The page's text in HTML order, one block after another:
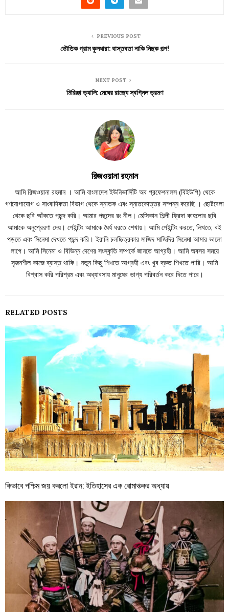
PREVIOUS POST
ভৌতিক গ্রাম কুলধারা: বাস্তবতা নাকি নিছক গল্প!
NEXT POST
মিরিঞ্জা ভ্যালি: মেঘের রাজ্যে স্বপ্নিল ভ্রমণ
রিজওয়ানা রহমান
আমি রিজওয়ানা রহমান । আমি বাংলাদেশ ইউনিভার্সিটি অব প্রফেশনালস (বিইউপি) থেকে
গণযোগাযোগ ও সাংবাদিকতা বিভাগ থেকে স্নাতক এবং স্নাতকোত্তর সম্পন্ন করেছি । ছোটবেলা
থেকে ছবি আঁকতে পছন্দ করি। আমার পছন্দের রং নীল। মেক্সিকান শিল্পী ফ্রিদা কাহলোর ছবি
আমাকে অনুপ্রেরণা দেয়। পেইন্টিং আমাকে ধৈর্য ধরতে শেখায়। আমি পেইন্টিং করতে, লিখতে, বই
পড়তে এবং সিনেমা দেখতে পছন্দ করি। ইরানি চলচ্চিত্রকার মাজিদ মাজিদির সিনেমা আমার ভালো
লাগে। আমি সিনেমা ও বিভিন্ন দেশের সংস্কৃতি সম্পর্কে জানতে আগ্রহী। আমি অবসর সময়ে
সৃজনশীল কাজে ব্যাস্ত থাকি। নতুন কিছু শিখতে আগ্রহী এবং খুব দ্রুত শিখতে পারি। আমি
বিশ্বাস করি পরিশ্রম এবং অধ্যাবসায় মানুষের ভাগ্য পরিবর্তন করে দিতে পারে।
RELATED POSTS
কিভাবে পশ্চিম জয় করলো ইরান: ইতিহাসের এক রোমাঞ্চকর অধ্যায়